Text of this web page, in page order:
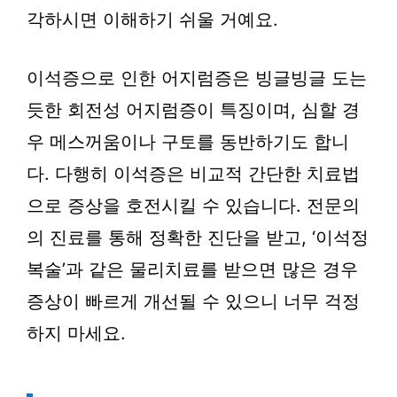
각하시면 이해하기 쉬울 거예요.
이석증으로 인한 어지럼증은 빙글빙글 도는
듯한 회전성 어지럼증이 특징이며, 심할 경
우 메스꺼움이나 구토를 동반하기도 합니
다. 다행히 이석증은 비교적 간단한 치료법
으로 증상을 호전시킬 수 있습니다. 전문의
의 진료를 통해 정확한 진단을 받고, ‘이석정
복술’과 같은 물리치료를 받으면 많은 경우
증상이 빠르게 개선될 수 있으니 너무 걱정
하지 마세요.